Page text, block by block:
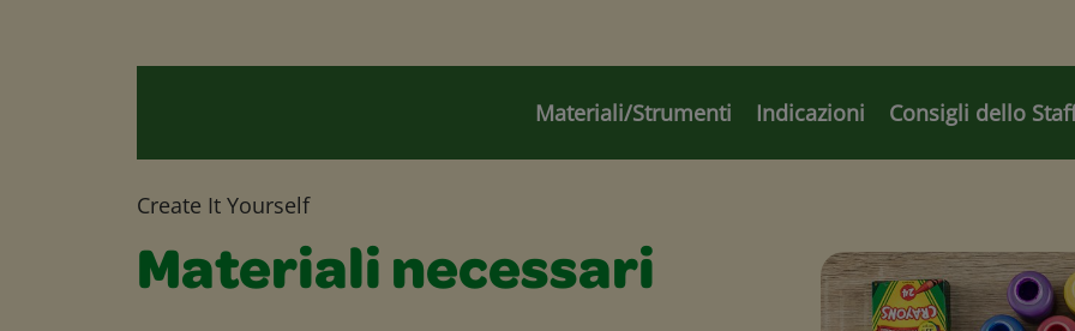
Materiali/Strumenti Indicazioni Consigli dello
Create It Yourself
Materiali necessari